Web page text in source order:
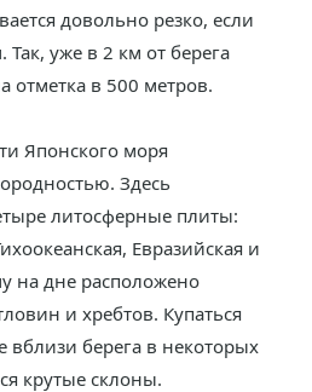
довольно резко, если
Так, уже в 2 км от берега
отметка в 500 метров.
Японского моря
Здесь
литосферные плиты:
Евразийская и
на дне расположено
и хребтов. Купаться
вблизи берега в некоторых
крутые склоны.